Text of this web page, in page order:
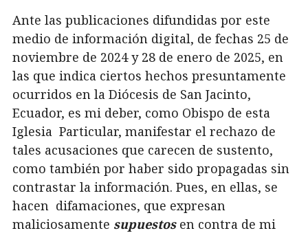
Ante las publicaciones difundidas por este
medio de información digital, de fechas 25 de
noviembre de 2024 y 28 de enero de 2025, en
las que indica ciertos hechos presuntamente
ocurridos en la Diócesis de San Jacinto,
Ecuador, es mi deber, como Obispo de esta
Iglesia Particular, manifestar el rechazo de
tales acusaciones que carecen de sustento,
como también por haber sido propagadas sin
contrastar la información. Pues, en ellas, se
hacen difamaciones, que expresan
maliciosamente supuestos en contra de mi